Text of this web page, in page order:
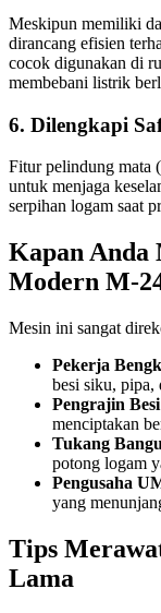
Meskipun memiliki
dirancang efisien
cocok digunakan di
membebani listrik
6. Dilengkapi
Fitur pelindung mata
untuk menjaga
serpihan logam saat
Kapan Anda
Modern M-
Mesin ini sangat
Pekerja
besi siku, pipa,
Pengrajin
menciptakan
Tukang
potong logam
Pengusaha
yang
Tips
Lama